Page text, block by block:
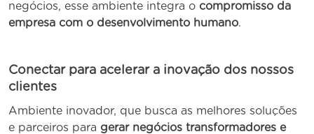
negócios, esse ambiente integra o compromisso da
empresa com o desenvolvimento humano.
Conectar para acelerar a inovação dos nossos
clientes
Ambiente inovador, que busca as melhores soluções
e parceiros para gerar negócios transformadores e